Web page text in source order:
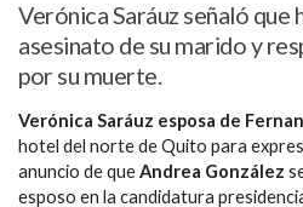
Verónica Saráuz señaló que
asesinato de su marido y
por su muerte.
Verónica Saráuz esposa de
hotel del norte de Quito para
anuncio de queAndrea González
esposo en la candidatura